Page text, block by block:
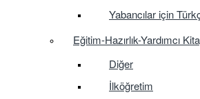
Yabancılar için
Eğitim-Hazırlık-Yardımcı
Diğer
İlköğretim